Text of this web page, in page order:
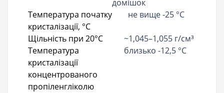
домішок
Температура початку
кристалізації, °С
не вище -25 °С
Щільність при 20°С
~1,045–1,055 г/см³
Температура
кристалізації
концентрованого
пропіленгліколю
близько -12,5 °С